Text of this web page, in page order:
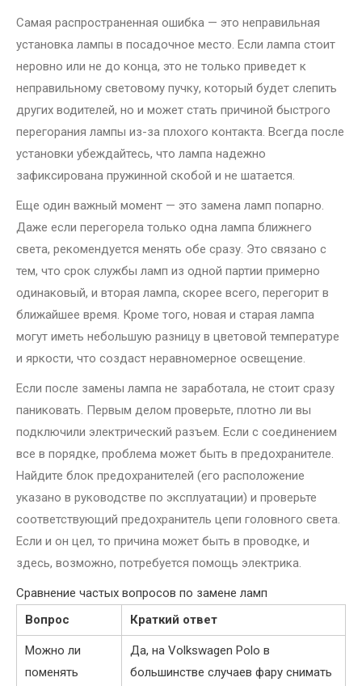
Самая распространенная ошибка — это неправильная
установка лампы в посадочное место. Если лампа стоит
неровно или не до конца, это не только приведет к
неправильному световому пучку, который будет слепить
других водителей, но и может стать причиной быстрого
перегорания лампы из-за плохого контакта. Всегда после
установки убеждайтесь, что лампа надежно
зафиксирована пружинной скобой и не шатается.
Еще один важный момент — это замена ламп попарно.
Даже если перегорела только одна лампа ближнего
света, рекомендуется менять обе сразу. Это связано с
тем, что срок службы ламп из одной партии примерно
одинаковый, и вторая лампа, скорее всего, перегорит в
ближайшее время. Кроме того, новая и старая лампа
могут иметь небольшую разницу в цветовой температуре
и яркости, что создаст неравномерное освещение.
Если после замены лампа не заработала, не стоит сразу
паниковать. Первым делом проверьте, плотно ли вы
подключили электрический разъем. Если с соединением
все в порядке, проблема может быть в предохранителе.
Найдите блок предохранителей (его расположение
указано в руководстве по эксплуатации) и проверьте
соответствующий предохранитель цепи головного света.
Если и он цел, то причина может быть в проводке, и
здесь, возможно, потребуется помощь электрика.
Сравнение частых вопросов по замене ламп
Вопрос
Краткий ответ
Можно ли
поменять
Да, на Volkswagen Polo в
большинстве случаев фару снимать